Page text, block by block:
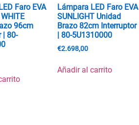
Faro EVA
96cm
| 80-
Lámpara LED Faro EVA
SUNLIGHT Unidad
Brazo 82cm Interruptor
| 80-5U1310000
€2.698,00
Añadir al carrito